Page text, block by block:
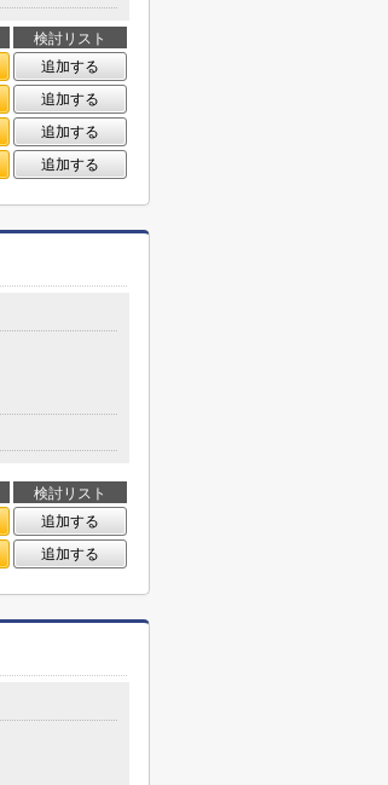
検討リスト
追加する
追加する
追加する
追加する
検討リスト
追加する
追加する